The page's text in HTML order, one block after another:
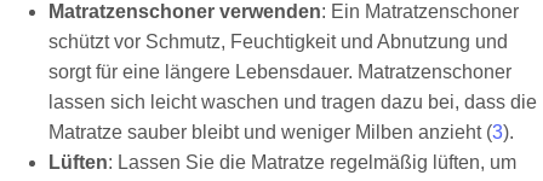
Matratzenschoner verwenden: Ein Matratzenschoner
schützt vor Schmutz, Feuchtigkeit und Abnutzung und
sorgt für eine längere Lebensdauer. Matratzenschoner
lassen sich leicht waschen und tragen dazu bei, dass die
Matratze sauber bleibt und weniger Milben anzieht (3).
Lüften: Lassen Sie die Matratze regelmäßig lüften, um